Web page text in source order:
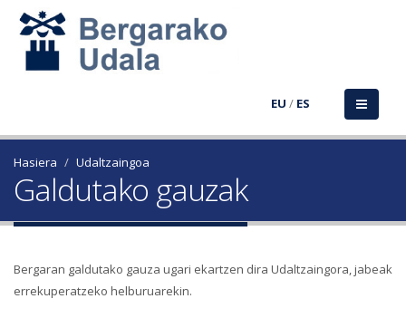
EU / ES
Hasiera Udaltzaingoa
Galdutako gauzak
Bergaran galdutako gauza ugari ekartzen dira Udaltzaingora, jabeak
errekuperatzeko helburuarekin.